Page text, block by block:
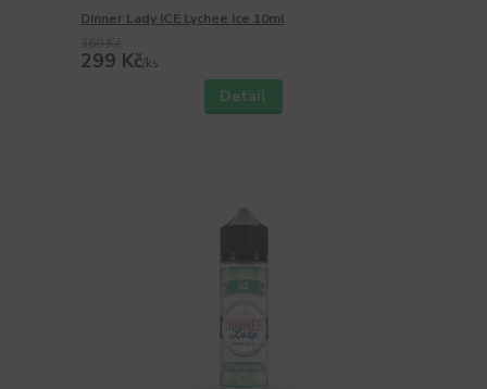
Dinner Lady ICE Lychee Ice 10ml
299 Kč/ks
Detail